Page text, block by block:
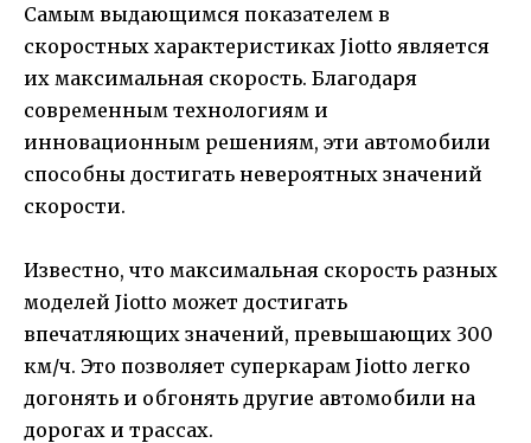
Самым выдающимся показателем в
скоростных характеристиках Jiotto является
их максимальная скорость. Благодаря
современным технологиям и
инновационным решениям, эти автомобили
способны достигать невероятных значений
скорости.
Известно, что максимальная скорость разных
моделей Jiotto может достигать
впечатляющих значений, превышающих 300
км/ч. Это позволяет суперкарам Jiotto легко
догонять и обгонять другие автомобили на
дорогах и трассах.